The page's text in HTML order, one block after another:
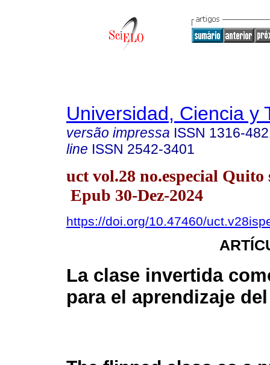
Universidad, Ciencia y
versão impressa ISSN 1316-
line ISSN 2542-3401
uct vol.28 no.especial Quito
Epub 30-Dez-2024
https://doi.org/10.47460/
La clase invertida
para el aprendizaje